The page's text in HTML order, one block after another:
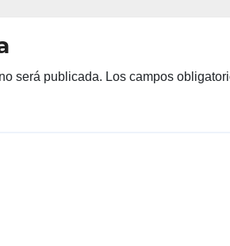
será publicada. Los campos